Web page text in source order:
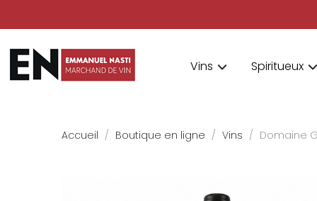
Vins Spiritueux
Accueil Boutique en ligne Vins Domaine